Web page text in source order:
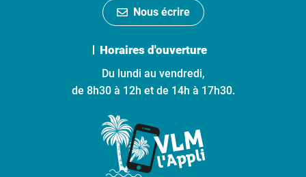
Nous écrire
Horaires d'ouverture
Du lundi au vendredi,
de 8h30 à 12h et de 14h à 17h30.